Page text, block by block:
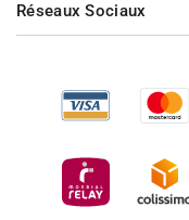
Réseaux Sociaux